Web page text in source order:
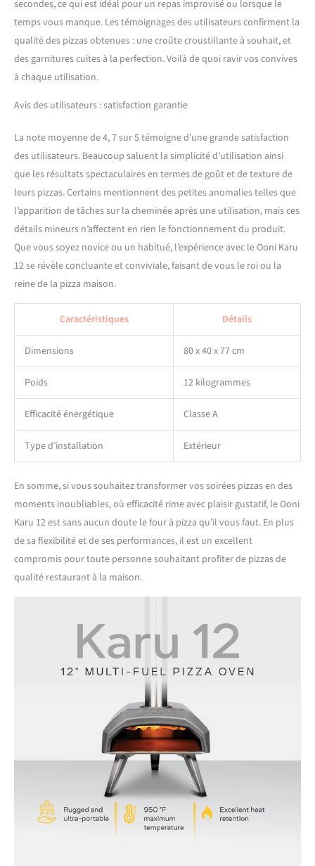
secondes, ce qui est idéal pour un repas improvisé ou lorsque le
temps vous manque. Les témoignages des utilisateurs confirment la
qualité des pizzas obtenues : une croûte croustillante à souhait, et
des garnitures cuites à la perfection. Voilà de quoi ravir vos convives
à chaque utilisation.
Avis des utilisateurs : satisfaction garantie
La note moyenne de 4, 7 sur 5 témoigne d’une grande satisfaction
des utilisateurs. Beaucoup saluent la simplicité d’utilisation ainsi
que les résultats spectaculaires en termes de goût et de texture de
leurs pizzas. Certains mentionnent des petites anomalies telles que
l’apparition de tâches sur la cheminée après une utilisation, mais ces
détails mineurs n’affectent en rien le fonctionnement du produit.
Que vous soyez novice ou un habitué, l’expérience avec le Ooni Karu
12 se révèle concluante et conviviale, faisant de vous le roi ou la
reine de la pizza maison.
Caractéristiques Détails
Dimensions 80 x 40 x 77 cm
Poids 12 kilogrammes
Efficacité énergétique Classe A
Type d’installation Extérieur
En somme, si vous souhaitez transformer vos soirées pizzas en des
moments inoubliables, où efficacité rime avec plaisir gustatif, le Ooni
Karu 12 est sans aucun doute le four à pizza qu’il vous faut. En plus
de sa flexibilité et de ses performances, il est un excellent
compromis pour toute personne souhaitant profiter de pizzas de
qualité restaurant à la maison.